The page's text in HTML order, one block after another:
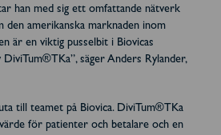
han med sig ett omfattande nätverk
den amerikanska marknaden inom
är en viktig pusselbit i Biovicas
säger Anders Rylander,
till teamet på Biovica. DiviTum®TKa
för patienter och betalare och en